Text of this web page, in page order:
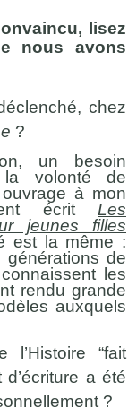
lisez
nous avons
chez
?
un besoin
la volonté de
ouvrage à mon
écrit Les
jeunes filles
est la même :
de
les
rendu grande
auxquels
l’Histoire “fait
a été
?